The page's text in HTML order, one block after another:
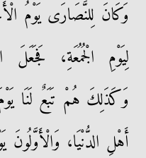
وَكَانَ لِلنَّصَارَى يَوْمُ
لِيَوْمِ الْجُمُعَةِ، فَجَعَلَ
وَكَذَلِكَ هُمْ تَبَعٌ لَنَا
أَهْلِ الدُّنْيَا،